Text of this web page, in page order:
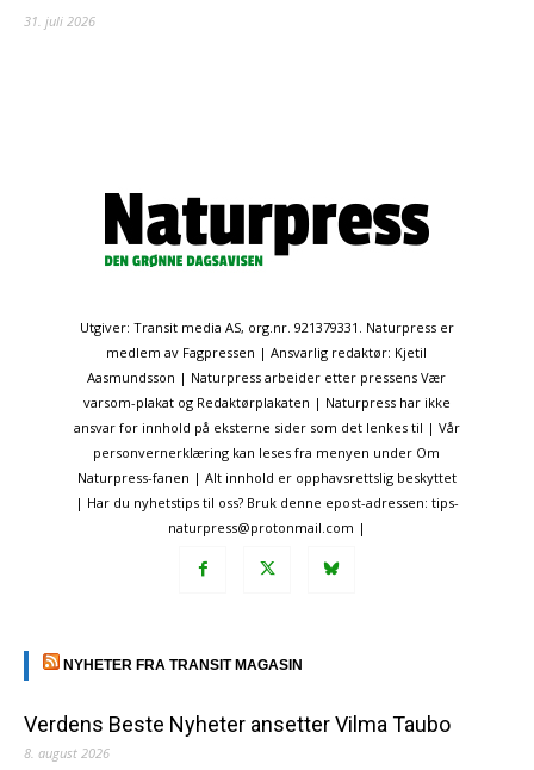
31. juli 2026
Utgiver: Transit media AS, org.nr. 921379331. Naturpress er
medlem av Fagpressen | Ansvarlig redaktør: Kjetil
Aasmundsson | Naturpress arbeider etter pressens Vær
varsom-plakat og Redaktørplakaten | Naturpress har ikke
ansvar for innhold på eksterne sider som det lenkes til | Vår
personvernerklæring kan leses fra menyen under Om
Naturpress-fanen | Alt innhold er opphavsrettslig beskyttet
| Har du nyhetstips til oss? Bruk denne epost-adressen: tips-
naturpress@protonmail.com |
NYHETER FRA TRANSIT MAGASIN
Verdens Beste Nyheter ansetter Vilma Taubo
8. august 2026